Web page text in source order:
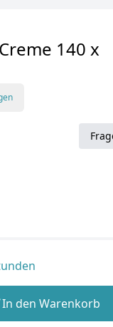
140 x
In den Warenkorb